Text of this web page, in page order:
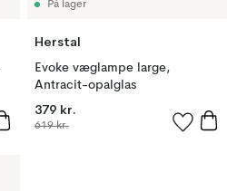
På lager
Herstal
Evoke væglampe large,
Antracit-opalglas
379 kr.
619 kr.